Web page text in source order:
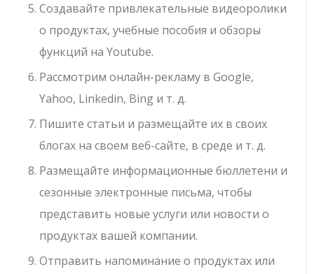
Создавайте привлекательные видеоролики
о продуктах, учебные пособия и обзоры
функций на Youtube.
Рассмотрим онлайн-рекламу в Google,
Yahoo, Linkedin, Bing и т. д.
Пишите статьи и размещайте их в своих
блогах на своем веб-сайте, в среде и т. д.
Размещайте информационные бюллетени и
сезонные электронные письма, чтобы
представить новые услуги или новости о
продуктах вашей компании.
Отправить напоминание о продуктах или